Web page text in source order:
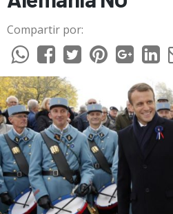
VIDA
SOCIEDAD
CULTURIZANDO.COM
Compartir por: